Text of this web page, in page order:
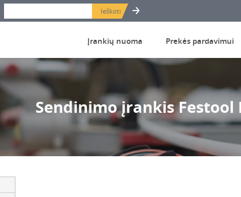
Įrankių nuoma Prekės pardavimui
Sendinimo įrankis Festool